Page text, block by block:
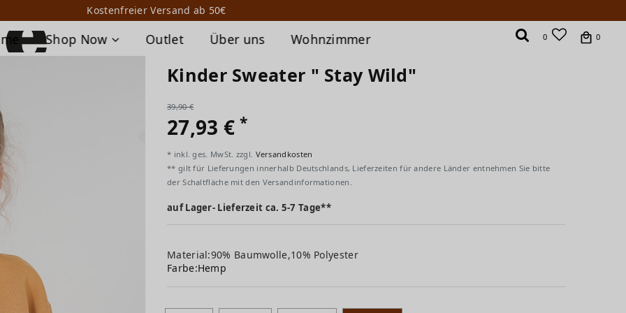
Kostenfreier Versand ab 50€
Shop Now Outlet Über uns Wohnzimmer 0 0
Kinder Sweater " Stay Wild"
39,90 €
27,93 €*
* inkl. ges. MwSt. zzgl. Versandkosten
** gilt für Lieferungen innerhalb Deutschlands, Lieferzeiten für andere Länder entnehmen Sie bitte
der Schaltfläche mit den Versandinformationen.
auf Lager- Lieferzeit ca. 5-7 Tage**
Material:90% Baumwolle,10% Polyester
Farbe:Hemp